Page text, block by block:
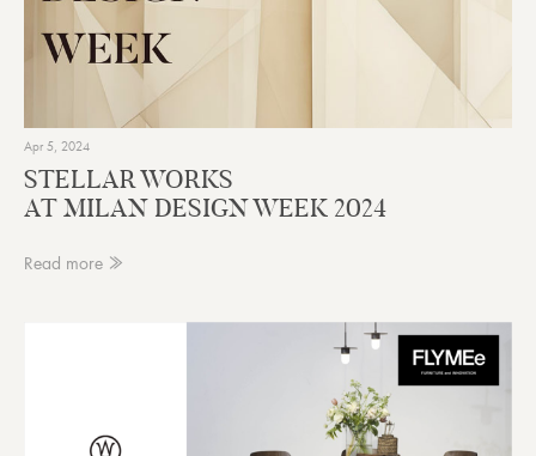
Apr 5, 2024
STELLAR WORKS
AT MILAN DESIGN WEEK 2024
Read more ≫